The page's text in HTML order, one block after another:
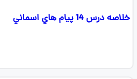
خلاصه درس 14 پيام هاي اسماني